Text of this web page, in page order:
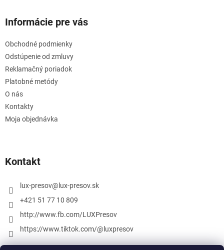
Informácie pre vás
Obchodné podmienky
Odstúpenie od zmluvy
Reklamačný poriadok
Platobné metódy
O nás
Kontakty
Moja objednávka
Kontakt
lux-presov@ lux-presov.sk
+421 51 77 10 809
http://www.fb.com/LUXPresov
https://www.tiktok.com/@luxpresov